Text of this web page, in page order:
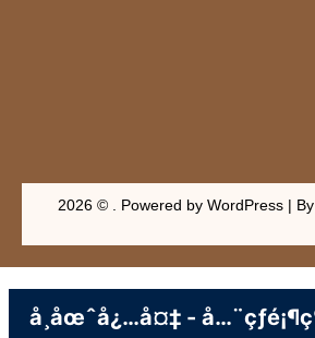
2026 © . Powered by WordPress | By